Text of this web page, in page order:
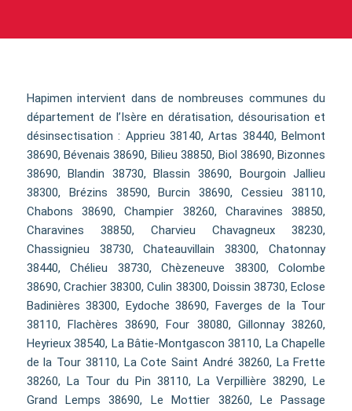
Hapimen intervient dans de nombreuses communes du
département de l’Isère en dératisation, désourisation et
désinsectisation : Apprieu 38140, Artas 38440, Belmont
38690, Bévenais 38690, Bilieu 38850, Biol 38690, Bizonnes
38690, Blandin 38730, Blassin 38690, Bourgoin Jallieu
38300, Brézins 38590, Burcin 38690, Cessieu 38110,
Chabons 38690, Champier 38260, Charavines 38850,
Charavines 38850, Charvieu Chavagneux 38230,
Chassignieu 38730, Chateauvillain 38300, Chatonnay
38440, Chélieu 38730, Chèzeneuve 38300, Colombe
38690, Crachier 38300, Culin 38300, Doissin 38730, Eclose
Badinières 38300, Eydoche 38690, Faverges de la Tour
38110, Flachères 38690, Four 38080, Gillonnay 38260,
Heyrieux 38540, La Bâtie-Montgascon 38110, La Chapelle
de la Tour 38110, La Cote Saint André 38260, La Frette
38260, La Tour du Pin 38110, La Verpillière 38290, Le
Grand Lemps 38690, Le Mottier 38260, Le Passage